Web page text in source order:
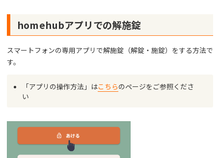
homehubアプリでの解施錠
スマートフォンの専用アプリで解施錠（解錠・施錠）をする方法で
す。
「アプリの操作方法」はこちらのページをご参照くださ
い